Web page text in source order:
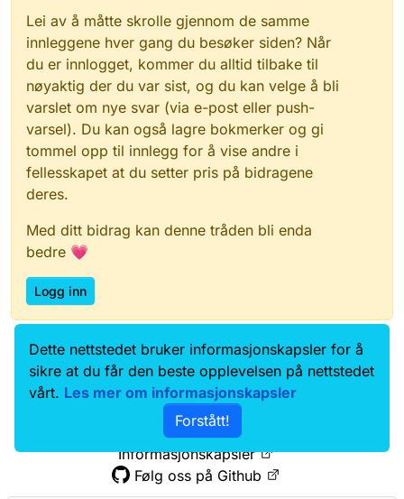
Lei av å måtte skrolle gjennom de samme
innleggene hver gang du besøker siden? Når
du er innlogget, kommer du alltid tilbake til
nøyaktig der du var sist, og du kan velge å bli
varslet om nye svar (via e-post eller push-
varsel). Du kan også lagre bokmerker og gi
tommel opp til innlegg for å vise andre i
fellesskapet at du setter pris på bidragene
deres.
Med ditt bidrag kan denne tråden bli enda
bedre 💗
Logg inn
Data.norge.no
Kontakt oss
Samtykke og brukervilkår
Tilgjengelighetserklæring
Personvernerklæring
Informasjonskapsler
Følg oss på Github
Dette nettstedet bruker informasjonskapsler for å
sikre at du får den beste opplevelsen på nettstedet
vårt. Les mer om informasjonskapsler
Forstått!